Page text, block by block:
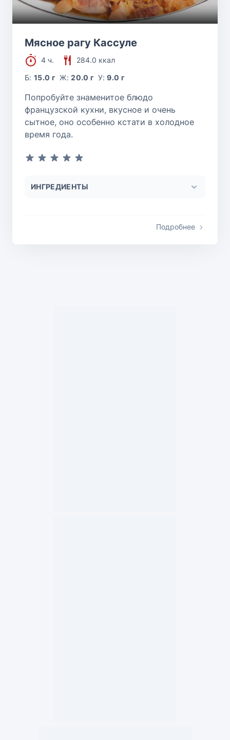
Мясное рагу Кассуле
4 ч.
284.0 ккал
Б:15.0 г Ж:20.0 г У:9.0 г
Попробуйте знаменитое блюдо
французской кухни, вкусное и очень
сытное, оно особенно кстати в холодное
время года.
ИНГРЕДИЕНТЫ
Подробнее